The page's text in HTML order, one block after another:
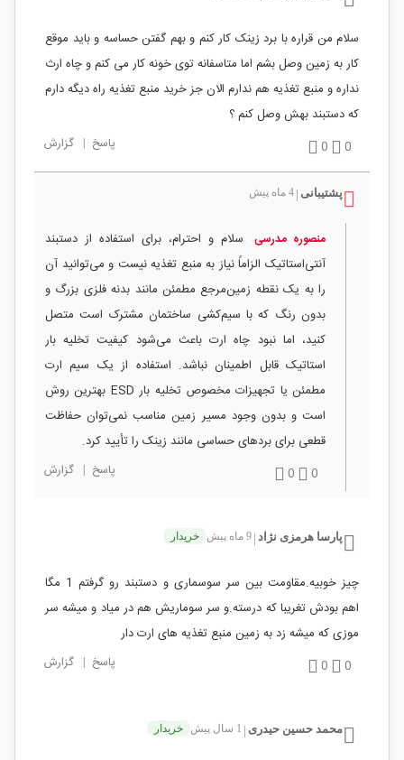
سلام من قراره با برد زینک کار کنم و بهم گفتن حساسه و باید موقع
کار به زمین وصل بشم اما متاسفانه توی خونه کار می کنم و چاه ارث
نداره و منبع تغذیه هم ندارم الان جز خرید منبع تغذیه راه دیگه دارم
که دستبند بهش وصل کنم ؟
0
0 پاسخ | گزارش
پشتیبانی 4 ماه پیش
منصوره مدرسی
سلام و احترام، برای استفاده از دستبند
آنتی‌استاتیک الزاماً نیاز به منبع تغذیه نیست و می‌توانید آن
را به یک نقطه زمین‌مرجع مطمئن مانند بدنه فلزی بزرگ و
بدون رنگ که با سیم‌کشی ساختمان مشترک است متصل
کنید، اما نبود چاه ارت باعث می‌شود کیفیت تخلیه بار
استاتیک قابل اطمینان نباشد. استفاده از یک سیم ارت
مطمئن یا تجهیزات مخصوص تخلیه بار ESD بهترین روش
است و بدون وجود مسیر زمین مناسب نمی‌توان حفاظت
قطعی برای بردهای حساسی مانند زینک را تأیید کرد.
0
0 پاسخ | گزارش
پارسا هرمزی نژاد 9 ماه پیش خریدار
چیز خوبیه.مقاومت بین سر سوسماری و دستبند رو گرفتم 1 مگا
اهم بودش تغریبا که درسته.و سر سوماریش هم در میاد و میشه سر
موزی که میشه زد به زمین منبع تغذیه های ارت دار
0
0 پاسخ | گزارش
محمد حسین حیدری 1 سال پیش خریدار